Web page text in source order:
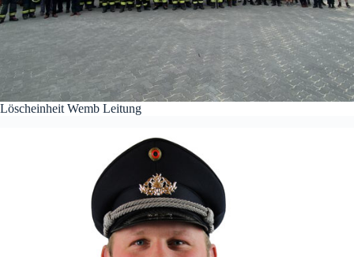
Löscheinheit Wemb Leitung